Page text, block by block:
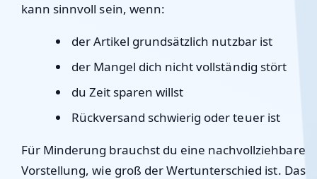
kann sinnvoll sein, wenn:
der Artikel grundsätzlich nutzbar ist
der Mangel dich nicht vollständig stört
du Zeit sparen willst
Rückversand schwierig oder teuer ist
Für Minderung brauchst du eine nachvollziehbare
Vorstellung, wie groß der Wertunterschied ist. Das